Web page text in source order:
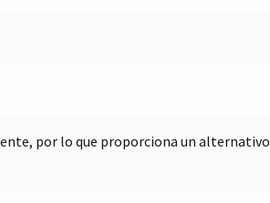
por lo que proporciona un alternativo